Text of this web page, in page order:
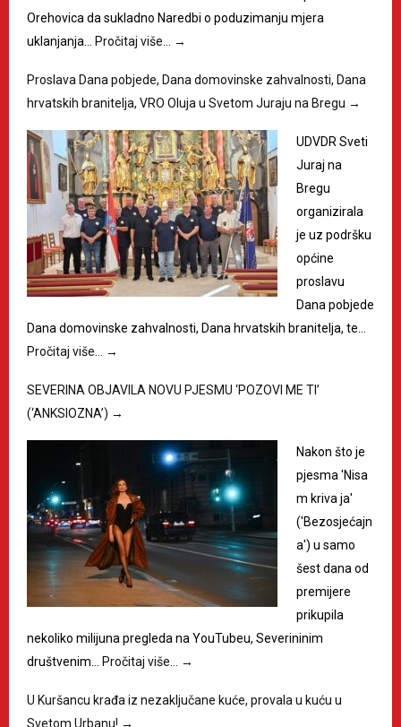
Orehovica da sukladno Naredbi o poduzimanju mjera
uklanjanja… Pročitaj više… →
Proslava Dana pobjede, Dana domovinske zahvalnosti, Dana
hrvatskih branitelja, VRO Oluja u Svetom Juraju na Bregu →
UDVDR Sveti
Juraj na
Bregu
organizirala
je uz podršku
općine
proslavu
Dana pobjede
Dana domovinske zahvalnosti, Dana hrvatskih branitelja, te…
Pročitaj više…
→
SEVERINA OBJAVILA NOVU PJESMU ‘POZOVI ME TI’
(‘ANKSIOZNA’) →
Nakon što je
pjesma 'Nisa
m kriva ja'
('Bezosjećajn
a') u samo
šest dana od
premijere
prikupila
nekoliko milijuna pregleda na YouTubeu, Severininim
društvenim… Pročitaj više… →
U Kuršancu krađa iz nezaključane kuće, provala u kuću u
Svetom Urbanu! →